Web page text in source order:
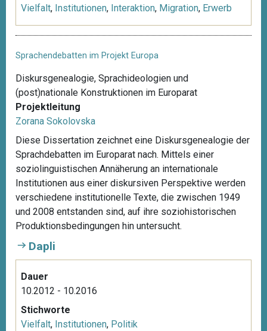
Vielfalt, Institutionen, Interaktion, Migration, Erwerb
Sprachendebatten im Projekt Europa
Diskursgenealogie, Sprachideologien und
(post)nationale Konstruktionen im Europarat
Projektleitung
Zorana Sokolovska
Diese Dissertation zeichnet eine Diskursgenealogie der
Sprachdebatten im Europarat nach. Mittels einer
soziolinguistischen Annäherung an internationale
Institutionen aus einer diskursiven Perspektive werden
verschiedene institutionelle Texte, die zwischen 1949
und 2008 entstanden sind, auf ihre soziohistorischen
Produktionsbedingungen hin untersucht.
Dapli
Dauer
10.2012 - 10.2016
Stichworte
Vielfalt, Institutionen, Politik